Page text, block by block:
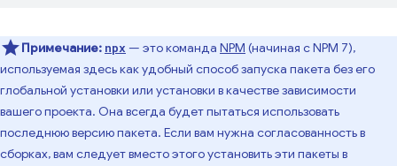
Примечание: npx — это команда NPM (начиная с NPM 7),
используемая здесь как удобный способ запуска пакета без его
глобальной установки или установки в качестве зависимости
вашего проекта. Она всегда будет пытаться использовать
последнюю версию пакета. Если вам нужна согласованность в
сборках, вам следует вместо этого установить эти пакеты в